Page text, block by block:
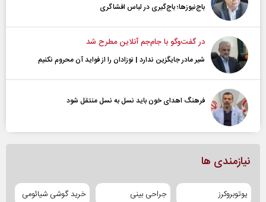
باج‌نیوزها؛ باج‌گیری در لباس افشاگری
در گفت‌و‌گو با جام‌جم آنلاین مطرح شد
شیر مادر جایگزین ندارد | نوزادان را از فواید آن محروم نکنیم
فرهنگ اهدای خون باید نسل به نسل منتقل شود
نیازمندی ها
یوتوبروکرز جراحی بینی خرید گوشی شیائومی